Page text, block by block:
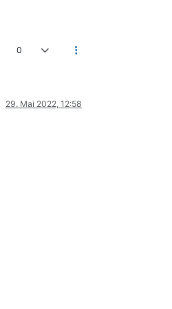
0
29. Mai 2022, 12:58